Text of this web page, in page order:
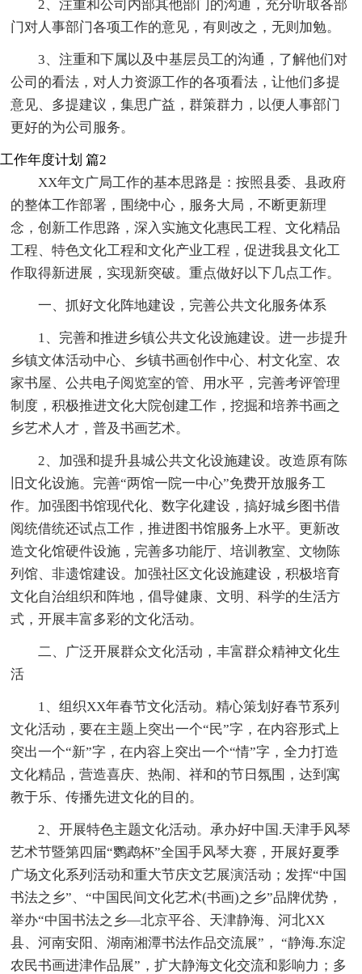
2、注重和公司内部其他部门的沟通，充分听取各部
门对人事部门各项工作的意见，有则改之，无则加勉。
3、注重和下属以及中基层员工的沟通，了解他们对
公司的看法，对人力资源工作的各项看法，让他们多提
意见、多提建议，集思广益，群策群力，以便人事部门
更好的为公司服务。
工作年度计划 篇2
XX年文广局工作的基本思路是：按照县委、县政府
的整体工作部署，围绕中心，服务大局，不断更新理
念，创新工作思路，深入实施文化惠民工程、文化精品
工程、特色文化工程和文化产业工程，促进我县文化工
作取得新进展，实现新突破。重点做好以下几点工作。
一、抓好文化阵地建设，完善公共文化服务体系
1、完善和推进乡镇公共文化设施建设。进一步提升
乡镇文体活动中心、乡镇书画创作中心、村文化室、农
家书屋、公共电子阅览室的管、用水平，完善考评管理
制度，积极推进文化大院创建工作，挖掘和培养书画之
乡艺术人才，普及书画艺术。
2、加强和提升县城公共文化设施建设。改造原有陈
旧文化设施。完善“两馆一院一中心”免费开放服务工
作。加强图书馆现代化、数字化建设，搞好城乡图书借
阅统借统还试点工作，推进图书馆服务上水平。更新改
造文化馆硬件设施，完善多功能厅、培训教室、文物陈
列馆、非遗馆建设。加强社区文化设施建设，积极培育
文化自治组织和阵地，倡导健康、文明、科学的生活方
式，开展丰富多彩的文化活动。
二、广泛开展群众文化活动，丰富群众精神文化生
活
1、组织XX年春节文化活动。精心策划好春节系列
文化活动，要在主题上突出一个“民”字，在内容形式上
突出一个“新”字，在内容上突出一个“情”字，全力打造
文化精品，营造喜庆、热闹、祥和的节日氛围，达到寓
教于乐、传播先进文化的目的。
2、开展特色主题文化活动。承办好中国.天津手风琴
艺术节暨第四届“鹦鹉杯”全国手风琴大赛，开展好夏季
广场文化系列活动和重大节庆文艺展演活动；发挥“中国
书法之乡”、“中国民间文化艺术(书画)之乡”品牌优势，
举办“中国书法之乡—北京平谷、天津静海、河北XX
县、河南安阳、湖南湘潭书法作品交流展”， “静海.东淀
农民书画进津作品展”，扩大静海文化交流和影响力；多